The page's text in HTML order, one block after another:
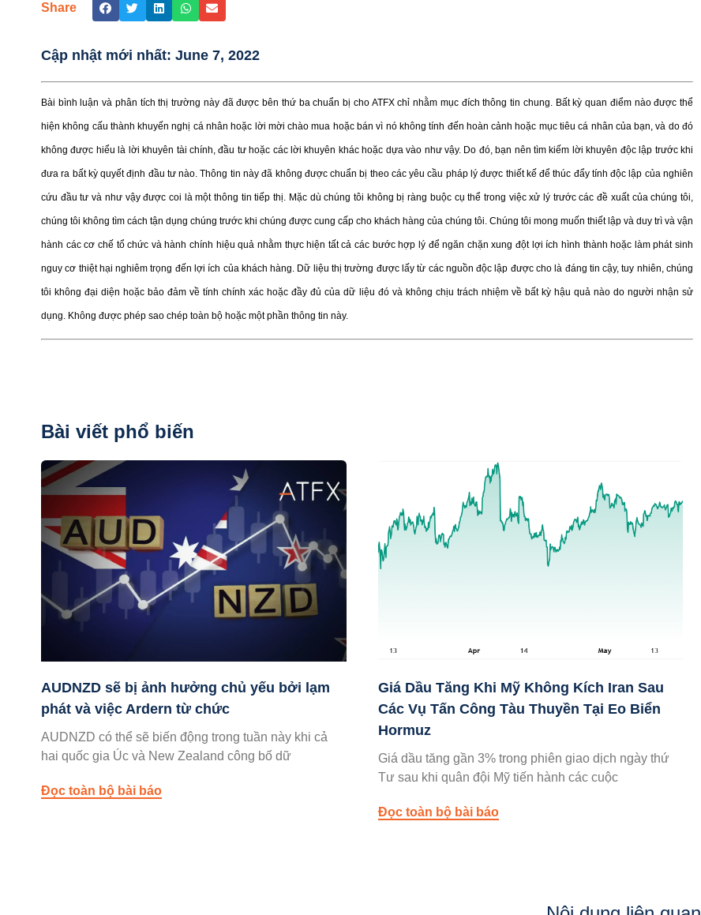
Share
Cập nhật mới nhất: June 7, 2022
Bài bình luận và phân tích thị trường này đã được bên thứ ba chuẩn bị cho ATFX chỉ nhằm mục đích thông tin chung. Bất kỳ quan điểm nào được thể
hiện không cấu thành khuyến nghị cá nhân hoặc lời mời chào mua hoặc bán vì nó không tính đến hoàn cảnh hoặc mục tiêu cá nhân của bạn, và do đó
không được hiểu là lời khuyên tài chính, đầu tư hoặc các lời khuyên khác hoặc dựa vào như vậy. Do đó, bạn nên tìm kiếm lời khuyên độc lập trước khi
đưa ra bất kỳ quyết định đầu tư nào. Thông tin này đã không được chuẩn bị theo các yêu cầu pháp lý được thiết kế để thúc đẩy tính độc lập của nghiên
cứu đầu tư và như vậy được coi là một thông tin tiếp thị. Mặc dù chúng tôi không bị ràng buộc cụ thể trong việc xử lý trước các đề xuất của chúng tôi,
chúng tôi không tìm cách tận dụng chúng trước khi chúng được cung cấp cho khách hàng của chúng tôi. Chúng tôi mong muốn thiết lập và duy trì và vận
hành các cơ chế tổ chức và hành chính hiệu quả nhằm thực hiện tất cả các bước hợp lý để ngăn chặn xung đột lợi ích hình thành hoặc làm phát sinh
nguy cơ thiệt hại nghiêm trọng đến lợi ích của khách hàng. Dữ liệu thị trường được lấy từ các nguồn độc lập được cho là đáng tin cậy, tuy nhiên, chúng
tôi không đại diện hoặc bảo đảm về tính chính xác hoặc đầy đủ của dữ liệu đó và không chịu trách nhiệm về bất kỳ hậu quả nào do người nhận sử
dụng. Không được phép sao chép toàn bộ hoặc một phần thông tin này.
Bài viết phổ biến
AUDNZD sẽ bị ảnh hưởng chủ yếu bởi lạm
phát và việc Ardern từ chức
AUDNZD có thể sẽ biến động trong tuần này khi cả
hai quốc gia Úc và New Zealand công bố dữ
Đọc toàn bộ bài báo
Giá Dầu Tăng Khi Mỹ Không Kích Iran Sau
Các Vụ Tấn Công Tàu Thuyền Tại Eo Biển
Hormuz
Giá dầu tăng gần 3% trong phiên giao dịch ngày thứ
Tư sau khi quân đội Mỹ tiến hành các cuộc
Đọc toàn bộ bài báo